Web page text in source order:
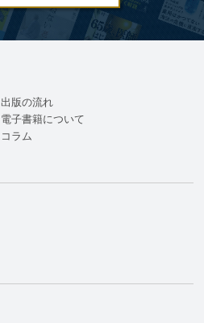
出版の流れ
電子書籍について
コラム